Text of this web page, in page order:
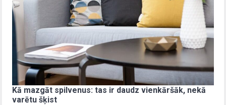
Kā mazgāt spilvenus: tas ir daudz vienkāršāk, nekā
varētu šķist